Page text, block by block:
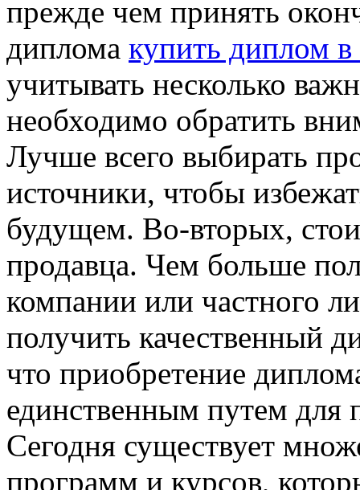
прежде чем принять
диплома купить диплом в
учитывать несколько
необходимо обратить
Лучше всего выбирать
источники, чтобы
будущем. Во-вторых,
продавца. Чем больше
компании или частного
получить качественный
что приобретение
единственным путем для
Сегодня существует
программ и курсов,